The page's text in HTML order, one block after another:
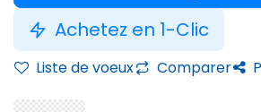
Achetez en 1-Clic
Liste de voeux Comparer